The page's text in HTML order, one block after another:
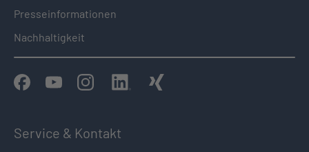
Presseinformationen
Nachhaltigkeit
Service & Kontakt